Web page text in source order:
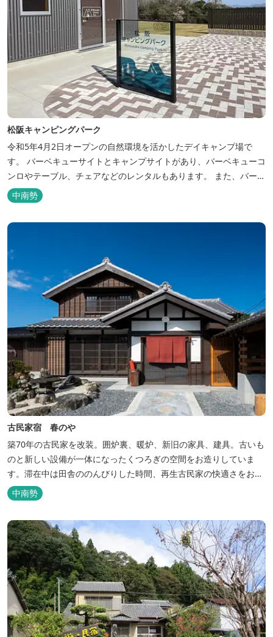
松阪キャンピングパーク
令和5年4月2日オープンの自然環境を活かしたデイキャンプ場で
す。 バーベキューサイトとキャンプサイトがあり、バーベキューコ
ンロやテーブル、チェアなどのレンタルもあります。 また、バーベ
キューサイトは屋根があり雨でも利用いただけます！ 皆さん、ぜひ
ご利用ください！
中南勢
古民家宿 春のや
築70年の古民家を改装。囲炉裏、暖炉、新旧の家具、建具。古いも
のと新しい設備が一体になったくつろぎの空間をお造りしていま
す。滞在中は田舎ののんびりした時間、再生古民家の快適さをお楽
しみください。 【時間】 《 チェックイン 》 15：00～20：00の間
にお願いいたします。 《 チェックアウト 》 10：00まで 【御利用
料金】 一日一組様１棟貸し（定員５名） 一...
中南勢